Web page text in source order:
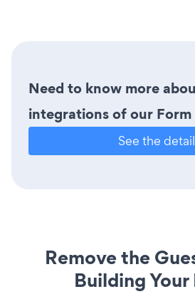
Need to know more
integrations of our
See the
Remove the
Building Your